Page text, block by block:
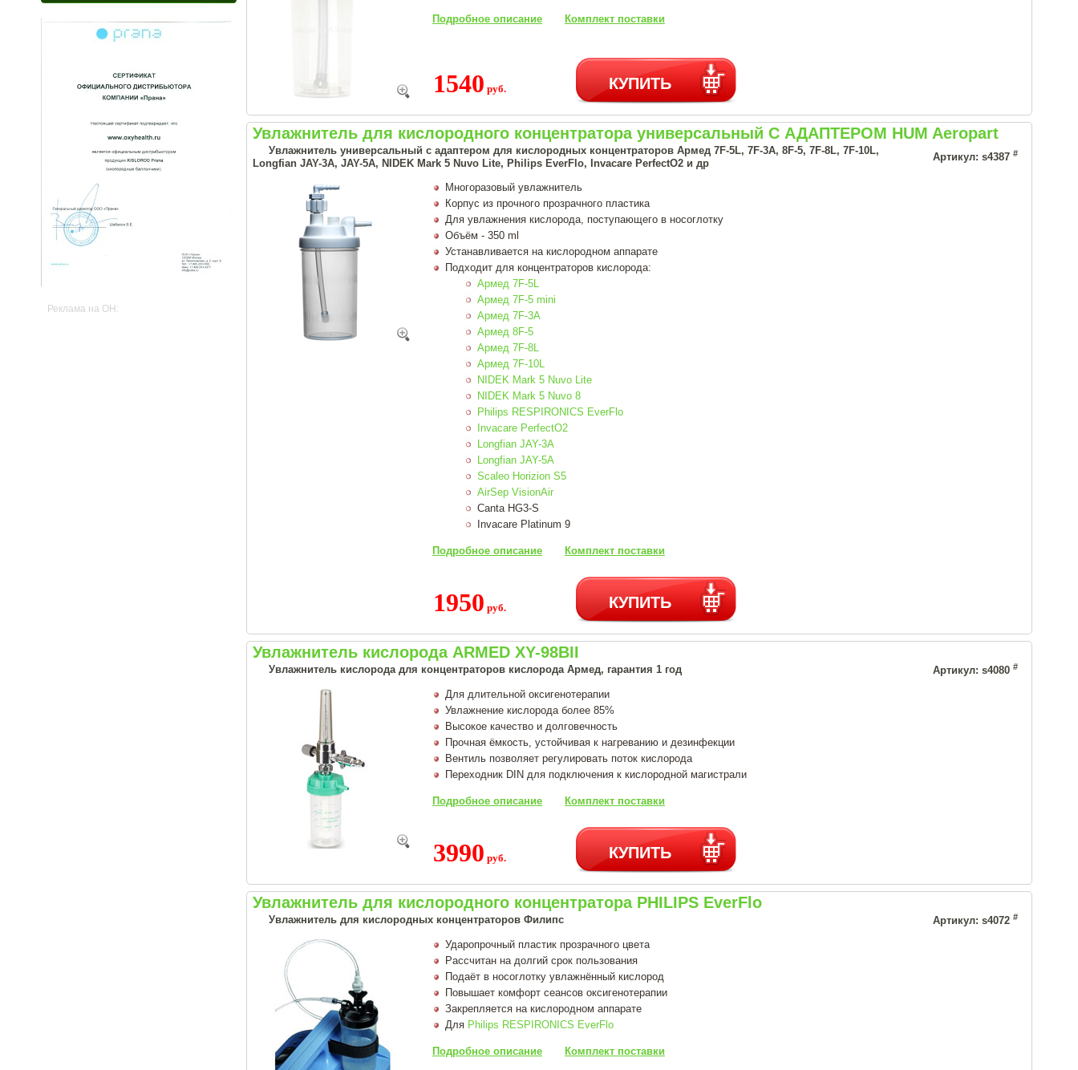
Реклама на OH:
Подробное описание Комплект поставки
1540 руб. КУПИТЬ
Увлажнитель для кислородного концентратора универсальный С АДАПТЕРОМ HUM Aeropart
Увлажнитель универсальный с адаптером для кислородных концентраторов Армед 7F-5L, 7F-3A, 8F-5, 7F-8L, 7F-10L,
Longfian JAY-3A, JAY-5A, NIDEK Mark 5 Nuvo Lite, Philips EverFlo, Invacare PerfectO2 и др
Артикул: s4387 #
Многоразовый увлажнитель
Корпус из прочного прозрачного пластика
Для увлажнения кислорода, поступающего в носоглотку
Объём - 350 ml
Устанавливается на кислородном аппарате
Подходит для концентраторов кислорода:
Армед 7F-5L
Армед 7F-5 mini
Армед 7F-3A
Армед 8F-5
Армед 7F-8L
Армед 7F-10L
NIDEK Mark 5 Nuvo Lite
NIDEK Mark 5 Nuvo 8
Philips RESPIRONICS EverFlo
Invacare PerfectO2
Longfian JAY-3A
Longfian JAY-5A
Scaleo Horizion S5
AirSep VisionAir
Canta HG3-S
Invacare Platinum 9
Подробное описание Комплект поставки
1950 руб. КУПИТЬ
Увлажнитель кислорода ARMED XY-98BII
Увлажнитель кислорода для концентраторов кислорода Армед, гарантия 1 год Артикул: s4080 #
Для длительной оксигенотерапии
Увлажнение кислорода более 85%
Высокое качество и долговечность
Прочная ёмкость, устойчивая к нагреванию и дезинфекции
Вентиль позволяет регулировать поток кислорода
Переходник DIN для подключения к кислородной магистрали
Подробное описание Комплект поставки
3990 руб. КУПИТЬ
Увлажнитель для кислородного концентратора PHILIPS EverFlo
Увлажнитель для кислородных концентраторов Филипс Артикул: s4072 #
Ударопрочный пластик прозрачного цвета
Рассчитан на долгий срок пользования
Подаёт в носоглотку увлажнённый кислород
Повышает комфорт сеансов оксигенотерапии
Закрепляется на кислородном аппарате
Для Philips RESPIRONICS EverFlo
Подробное описание Комплект поставки